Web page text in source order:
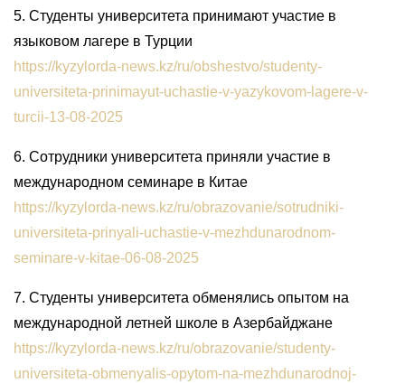
5. Студенты университета принимают участие в
языковом лагере в Турции
https://kyzylorda-news.kz/ru/obshestvo/studenty-
universiteta-prinimayut-uchastie-v-yazykovom-lagere-v-
turcii-13-08-2025
6. Сотрудники университета приняли участие в
международном семинаре в Китае
https://kyzylorda-news.kz/ru/obrazovanie/sotrudniki-
universiteta-prinyali-uchastie-v-mezhdunarodnom-
seminare-v-kitae-06-08-2025
7. Студенты университета обменялись опытом на
международной летней школе в Азербайджане
https://kyzylorda-news.kz/ru/obrazovanie/studenty-
universiteta-obmenyalis-opytom-na-mezhdunarodnoj-